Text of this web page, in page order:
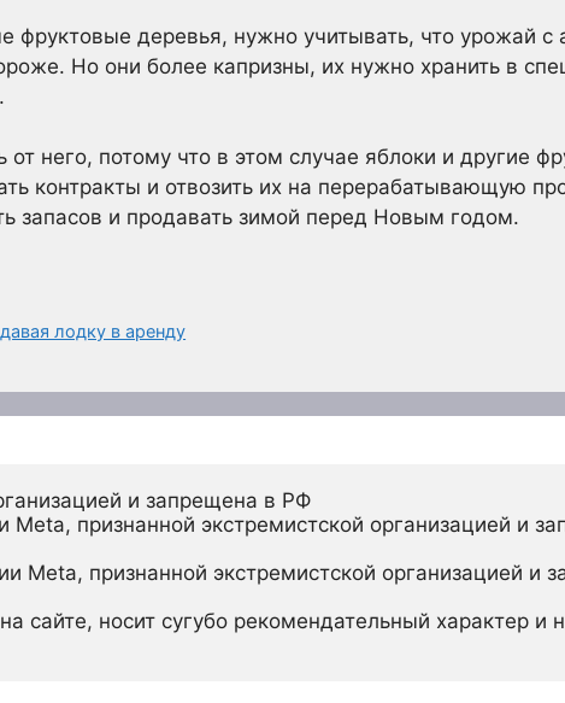
фруктовые деревья, нужно учитывать, что урожай с
Но они более капризны, их нужно хранить в
него, потому что в этом случае яблоки и другие
контракты и отвозить их на перерабатывающую
запасов и продавать зимой перед Новым годом.
лодку в аренду
и запрещена в РФ
признанной экстремистской организацией и
Meta, признанной экстремистской организацией и
носит сугубо рекомендательный характер и